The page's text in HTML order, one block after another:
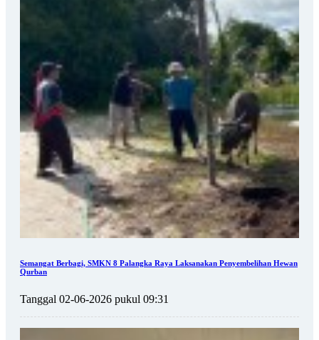
Semangat Berbagi, SMKN 8 Palangka Raya Laksanakan Penyembelihan Hewan
Qurban
Tanggal 02-06-2026 pukul 09:31